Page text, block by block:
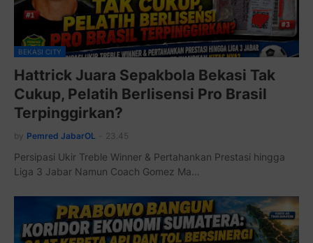
BEKASI CITY
Hattrick Juara Sepakbola Bekasi Tak
Cukup, Pelatih Berlisensi Pro Brasil
Terpinggirkan?
by Pemred JabarOL 23.45
Persipasi Ukir Treble Winner & Pertahankan Prestasi hingga
Liga 3 Jabar Namun Coach Gomez Ma…